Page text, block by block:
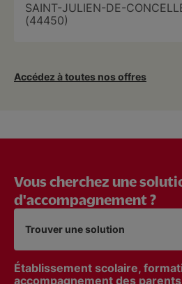
SAINT-JULIEN-DE-
(44450)
Accédez à toutes nos offres
Vous cherchez une
d'accompagnement ?
Trouver une solution
Établissement scolaire,
accompagnement des